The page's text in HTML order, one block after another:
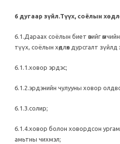
6 дугаар зүйл.Түүх, соёлын
6.1.Дараах соёлын биет өвийг
түүх, соёлын хөдлөх дурсгалт
6.1.1.ховор эрдэс;
6.1.2.эрдэнийн чулууны ховор
6.1.3.солир;
6.1.4.ховор болон ховордсон
амьтны чихмэл;